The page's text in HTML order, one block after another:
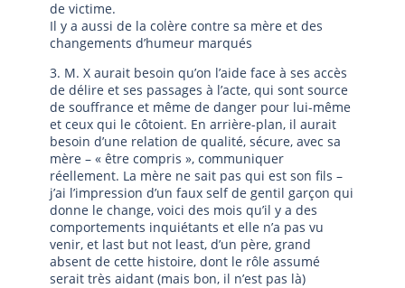
de victime.
Il y a aussi de la colère contre sa mère et des
changements d’humeur marqués
3. M. X aurait besoin qu’on l’aide face à ses accès
de délire et ses passages à l’acte, qui sont source
de souffrance et même de danger pour lui-même
et ceux qui le côtoient. En arrière-plan, il aurait
besoin d’une relation de qualité, sécure, avec sa
mère – « être compris », communiquer
réellement. La mère ne sait pas qui est son fils –
j’ai l’impression d’un faux self de gentil garçon qui
donne le change, voici des mois qu’il y a des
comportements inquiétants et elle n’a pas vu
venir, et last but not least, d’un père, grand
absent de cette histoire, dont le rôle assumé
serait très aidant (mais bon, il n’est pas là)